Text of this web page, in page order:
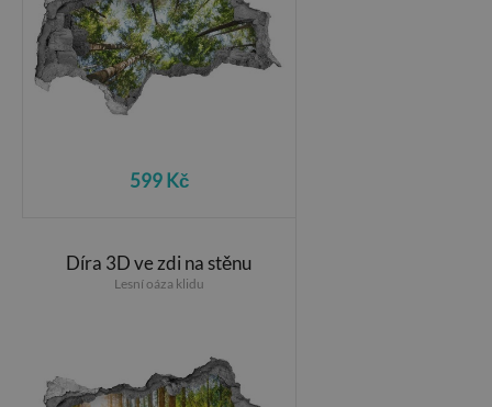
599 Kč
Díra 3D ve zdi na stěnu
Lesní oáza klidu